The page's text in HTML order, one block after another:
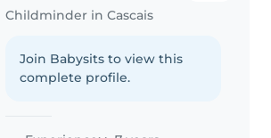
Childminder in Cascais
Join Babysits to view this
complete profile.